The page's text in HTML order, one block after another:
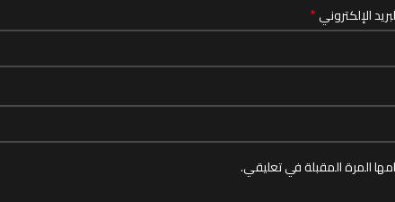
الإلكتروني*
المرة المقبلة في تعليقي.